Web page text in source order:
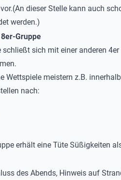
dieser Stelle kann auch
werden.)
Gruppe
schließt sich mit einer anderen 4er
Wettspiele meistern z.B. innerhalb
nach:
erhält eine Tüte Süßigkeiten
des Abends, Hinweis auf